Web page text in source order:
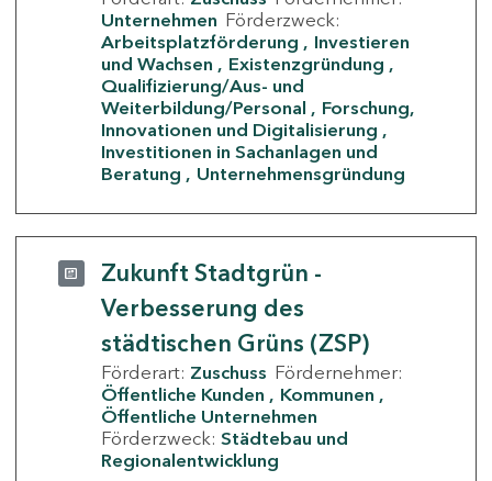
Unternehmen Förderzweck:
Arbeitsplatzförderung
Investieren
und Wachsen
Existenzgründung
Qualifizierung/Aus- und
Weiterbildung/Personal
Forschung,
Innovationen und Digitalisierung
Investitionen in Sachanlagen und
Beratung
Unternehmensgründung
Zukunft Stadtgrün -
Verbesserung des
städtischen Grüns (ZSP)
Förderart: Zuschuss Fördernehmer:
Öffentliche Kunden
Kommunen
Öffentliche Unternehmen
Förderzweck: Städtebau und
Regionalentwicklung